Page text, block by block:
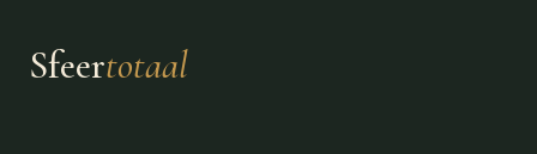
Sfeertotaal